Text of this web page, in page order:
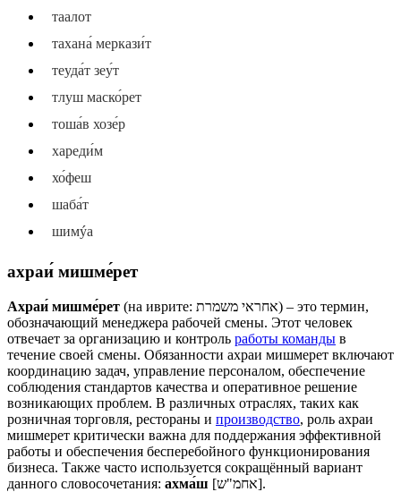
таалот
тахана́ меркази́т
теуда́т зеу́т
тлуш маско́рет
тоша́в хозе́р
хареди́м
хо́феш
шаба́т
шимýа
ахраи́ мишме́рет
Ахраи́ мишме́рет (на иврите: אחראי משמרת) – это термин,
обозначающий менеджера рабочей смены. Этот человек
отвечает за организацию и контроль работы команды в
течение своей смены. Обязанности ахраи мишмерет включают
координацию задач, управление персоналом, обеспечение
соблюдения стандартов качества и оперативное решение
возникающих проблем. В различных отраслях, таких как
розничная торговля, рестораны и производство, роль ахраи
мишмерет критически важна для поддержания эффективной
работы и обеспечения бесперебойного функционирования
бизнеса. Также часто используется сокращённый вариант
данного словосочетания: ахма́ш
[אחמ"ש].